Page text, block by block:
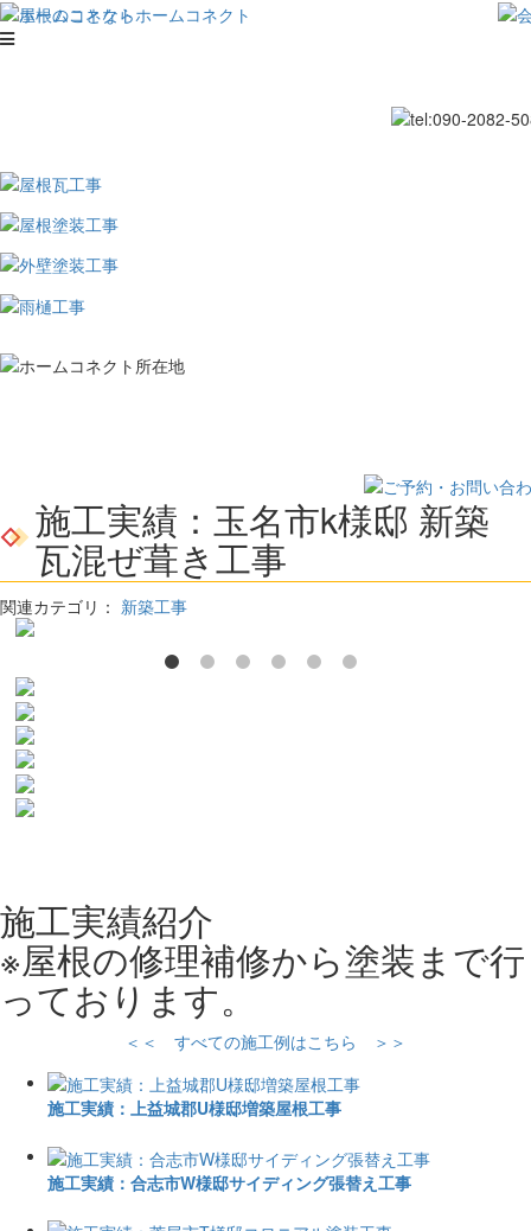
施工実績：玉名市k様邸 新築
瓦混ぜ葺き工事
関連カテゴリ： 新築工事
施工実績紹介
※屋根の修理補修から塗装まで行
っております。
＜＜ すべての施工例はこちら ＞＞
施工実績：上益城郡U様邸増築屋根工事
施工実績：合志市W様邸サイディング張替え工事